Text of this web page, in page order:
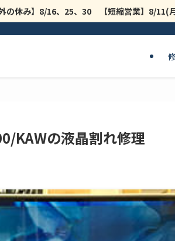
の休み】8/16、25、30 【短縮営業】8/11(
KAWの液晶割れ修理